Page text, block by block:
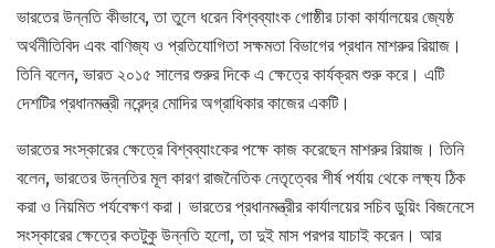
ভারতের উন্নতি কীভাবে, তা তুলে ধরেন বিশ্বব্যাংক গোষ্ঠীর ঢাকা কার্যালয়ের জ্যেষ্ঠ
অর্থনীতিবিদ এবং বাণিজ্য ও প্রতিযোগিতা সক্ষমতা বিভাগের প্রধান মাশরুর রিয়াজ।
তিনি বলেন, ভারত ২০১৫ সালের শুরুর দিকে এ ক্ষেত্রে কার্যক্রম শুরু করে। এটি
দেশটির প্রধানমন্ত্রী নরেন্দ্র মোদির অগ্রাধিকার কাজের একটি।
ভারতের সংস্কারের ক্ষেত্রে বিশ্বব্যাংকের পক্ষে কাজ করেছেন মাশরুর রিয়াজ। তিনি
বলেন, ভারতের উন্নতির মূল কারণ রাজনৈতিক নেতৃত্বের শীর্ষ পর্যায় থেকে লক্ষ্য ঠিক
করা ও নিয়মিত পর্যবেক্ষণ করা। ভারতের প্রধানমন্ত্রীর কার্যালয়ের সচিব ডুয়িং বিজনেসে
সংস্কারের ক্ষেত্রে কতটুকু উন্নতি হলো, তা দুই মাস পরপর যাচাই করেন। আর